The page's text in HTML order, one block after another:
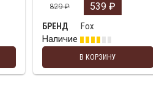
829₽ 539 ₽
БРЕНД
Fox
Наличие
В КОРЗИНУ